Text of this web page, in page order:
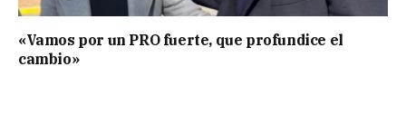
«Vamos por un PRO fuerte, que profundice el
cambio»